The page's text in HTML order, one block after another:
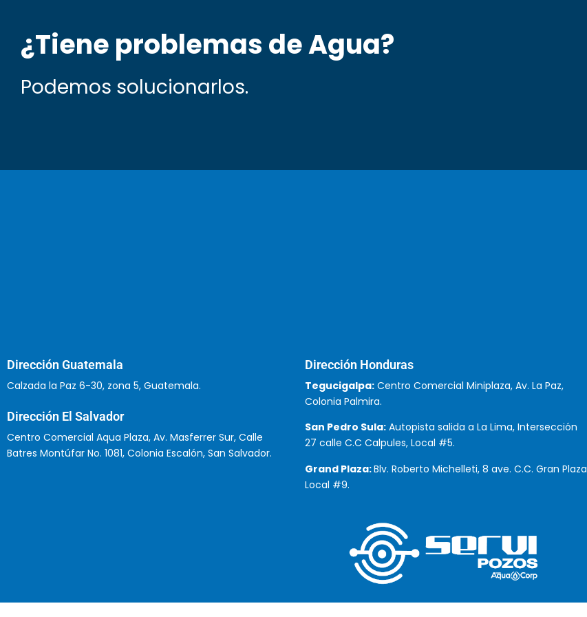
¿Tiene problemas de Agua?
Podemos solucionarlos.
Dirección Guatemala
Calzada la Paz 6-30, zona 5, Guatemala.
Dirección El Salvador
Centro Comercial Aqua Plaza, Av. Masferrer Sur, Calle
Batres Montúfar No. 1081, Colonia Escalón, San Salvador.
Dirección Honduras
Tegucigalpa: Centro Comercial Miniplaza, Av. La Paz,
Colonia Palmira.
San Pedro Sula: Autopista salida a La Lima, Intersección
27 calle C.C Calpules, Local #5.
Grand Plaza:Blv. Roberto Michelleti, 8 ave. C.C. Gran Plaza
Local #9.